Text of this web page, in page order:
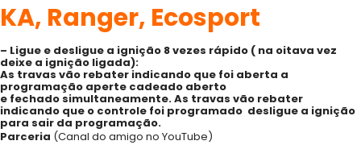
KA, Ranger, Ecosport
– Ligue e desligue a ignição 8 vezes rápido ( na oitava vez
deixe a ignição ligada):
As travas vão rebater indicando que foi aberta a
programação aperte cadeado aberto
e fechado simultaneamente. As travas vão rebater
indicando que o controle foi programado desligue a ignição
para sair da programação.
Parceria (Canal do amigo no YouTube)